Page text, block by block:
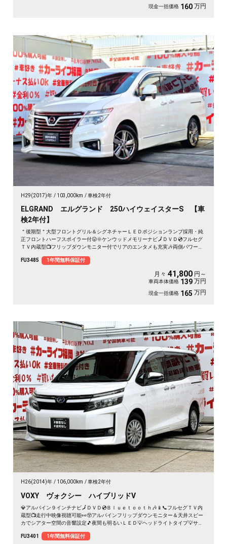
現金一括価格 160 万円
H29(2017)年 103,000km 車検2年付
ELGRAND エルグランド 250ハイウェイスターS 【車
検2年付】
＂後期型＂大型フロントグリル＆シグネチャーＬＥＤポジションランプ採用・純
正フロントハーフスポイラー付😛🌞ケンウッドメモリーナビ🗾ＤＶＤ💿フルセグ
ＴＶ内蔵型📺フリップダウンモニター付でリアのエンタメも充実🎶両側パワース
ャプテンシートタイプ・オットマン付💎ハーフレザーシート💺で更に高級感を演
出💺車庫入れもバックカメラで簡単駐車🔧🌈ドライブレコーダー付きで安心録画
FU3485 1年間無料保証付
月々 41,800 円～
車両本体価格 139 万円
現金一括価格 165 万円
H26(2014)年 106,000km 車検2年付
VOXY ヴォクシー ハイブリッドV
💎アルパイン９インチナビ🗾ＤＶＤ💿Ｂｌｕｅｔｏｏｔｈ🎶📱📞フルセグＴＶ内
蔵型📺走行中映像視聴可能👀😲アルパインフリップダウンモニター＆天井スピー
カでシアター空間の音響設定🎵夜間も明るいＬＥＤ💡ヘッドライトタイプ💡サイ
ト・楽々ウォークスルー✨ワイヤレススマホ充電器付📱ドライブレコーダー付き
FU3401 1年間無料保証付